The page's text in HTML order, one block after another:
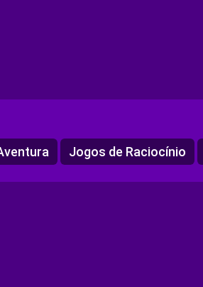
Jogos de Raciocínio